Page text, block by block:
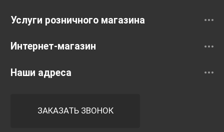
Услуги розничного магазина
Интернет-магазин
Наши адреса
ЗАКАЗАТЬ ЗВОНОК